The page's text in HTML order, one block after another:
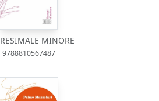
MINORE
9788810567487